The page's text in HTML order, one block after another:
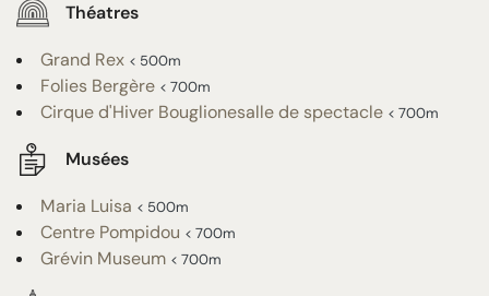
Théatres
Grand Rex < 500m
Folies Bergère < 700m
Cirque d'Hiver Bouglionesalle de spectacle < 700m
Musées
Maria Luisa < 500m
Centre Pompidou < 700m
Grévin Museum < 700m